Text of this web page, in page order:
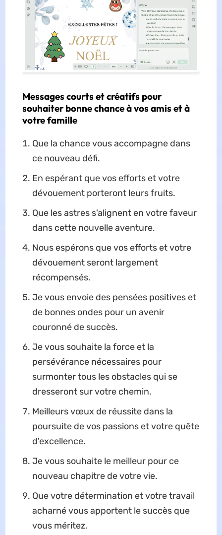
Messages courts et créatifs pour
souhaiter bonne chance à vos amis et à
votre famille
Que la chance vous accompagne dans
ce nouveau défi.
En espérant que vos efforts et votre
dévouement porteront leurs fruits.
Que les astres s'alignent en votre faveur
dans cette nouvelle aventure.
Nous espérons que vos efforts et votre
dévouement seront largement
récompensés.
Je vous envoie des pensées positives et
de bonnes ondes pour un avenir
couronné de succès.
Je vous souhaite la force et la
persévérance nécessaires pour
surmonter tous les obstacles qui se
dresseront sur votre chemin.
Meilleurs vœux de réussite dans la
poursuite de vos passions et votre quête
d'excellence.
Je vous souhaite le meilleur pour ce
nouveau chapitre de votre vie.
Que votre détermination et votre travail
acharné vous apportent le succès que
vous méritez.